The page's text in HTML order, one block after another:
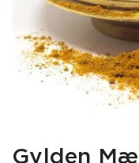
Gylden